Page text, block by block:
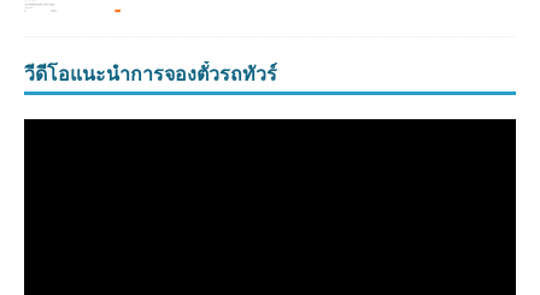
วีดีโอแนะนำการจองตั๋วรถทัวร์